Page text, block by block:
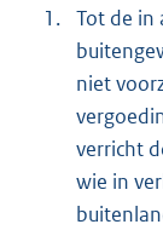
1. Tot de in
niet
verricht
wie in